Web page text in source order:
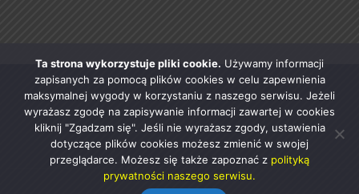
Ta strona wykorzystuje pliki cookie. Używamy informacji
zapisanych za pomocą plików cookies w celu zapewnienia
maksymalnej wygody w korzystaniu z naszego serwisu. Jeżeli
wyrażasz zgodę na zapisywanie informacji zawartej w cookies
kliknij "Zgadzam się". Jeśli nie wyrażasz zgody, ustawienia
dotyczące plików cookies możesz zmienić w swojej
przeglądarce. Możesz się także zapoznać z polityką
prywatności naszego serwisu.